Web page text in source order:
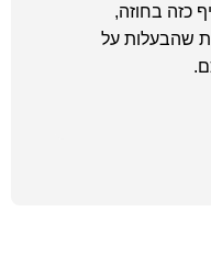
כזה בחוזה,
שהבעלות על